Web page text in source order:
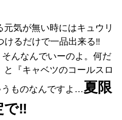
気が無い時にはキュウリ
けるだけで一品出来る‼️
んなんでいーのよ。何だ
『キャベツのコールスロ
ものなんですよ…夏限
で‼️